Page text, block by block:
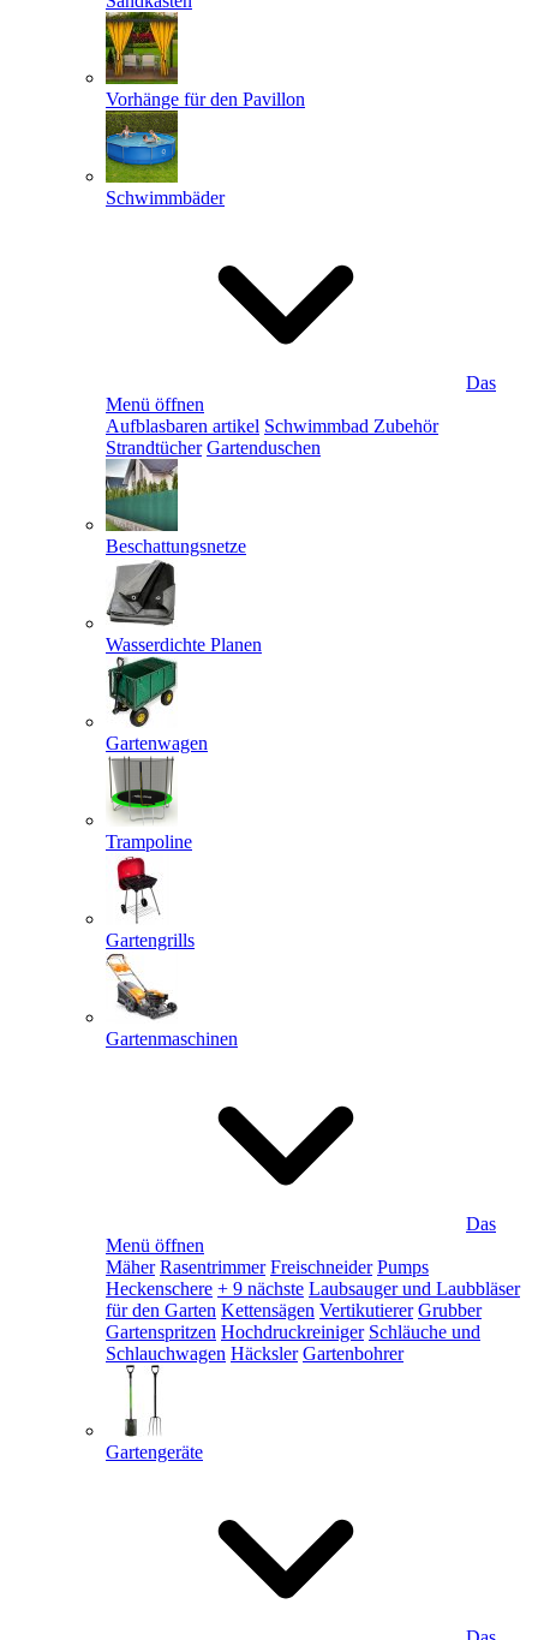
Vorhänge für den Pavillon
Schwimmbäder
Das
Menü öffnen
Aufblasbaren artikel Schwimmbad Zubehör
Strandtücher Gartenduschen
Beschattungsnetze
Wasserdichte Planen
Gartenwagen
Trampoline
Gartengrills
Gartenmaschinen
Das
Menü öffnen
Mäher Rasentrimmer Freischneider Pumps
Heckenschere + 9 nächste Laubsauger und Laubbläser
für den Garten Kettensägen Vertikutierer Grubber
Gartenspritzen Hochdruckreiniger Schläuche und
Schlauchwagen Häcksler Gartenbohrer
Gartengeräte